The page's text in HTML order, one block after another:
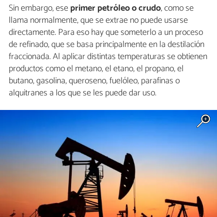
Sin embargo, eseprimer petróleo o crudo, como se
llama normalmente, que se extrae no puede usarse
directamente. Para eso hay que someterlo a un proceso
de refinado, que se basa principalmente en la destilación
fraccionada. Al aplicar distintas temperaturas se obtienen
productos como el metano, el etano, el propano, el
butano, gasolina, queroseno, fuelóleo, parafinas o
alquitranes a los que se les puede dar uso.